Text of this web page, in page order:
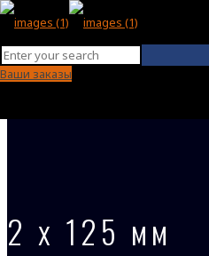
Ваши заказы
2 х 125 мм